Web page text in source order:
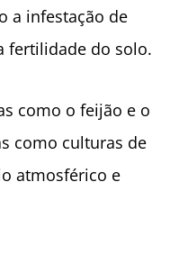
a infestação de
fertilidade do solo.
como o feijão e o
como culturas de
atmosférico e